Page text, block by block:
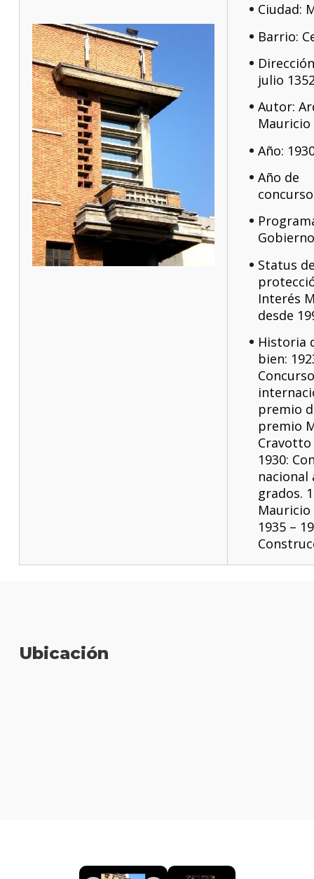
Ciudad:
Barrio:
julio
Autor:
Año:
Año de
Status
Interés
desde
Historia
bien:
Concurso
premio
premio
Cravotto
1930:
nacional
grados.
1935 –
Ubicación